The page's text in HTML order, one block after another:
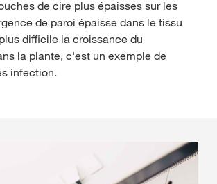
de cire plus épaisses sur les
de paroi épaisse dans le tissu
difficile la croissance du
la plante, c'est un exemple de
infection.